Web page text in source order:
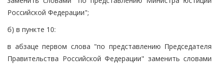
Российской Федерации";
б) в пункте 10:
в абзаце первом слова "по представлению Председателя
Правительства Российской Федерации" заменить словами